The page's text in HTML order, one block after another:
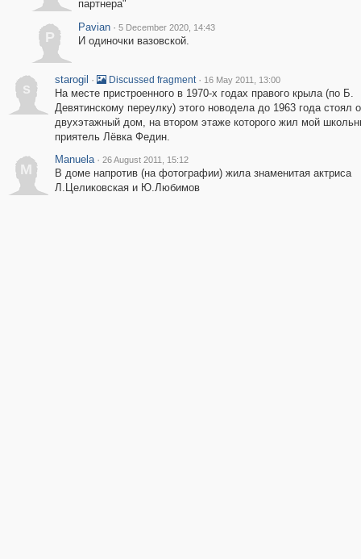
партнера"
P
Pavian · 5 December 2020, 14:43
И одиночки вазовской.
s
starogil · Discussed fragment · 16 May 2011, 13:00
На месте пристроенного в 1970-х годах правого крыла (по Б.
Девятинскому переулку) этого новодела до 1963 года стоял
двухэтажный дом, на втором этаже которого жил мой
приятель Лёвка Федин.
M
Manuela · 26 August 2011, 15:12
В доме напротив (на фотографии) жила знаменитая актриса
Л.Целиковская и Ю.Любимов